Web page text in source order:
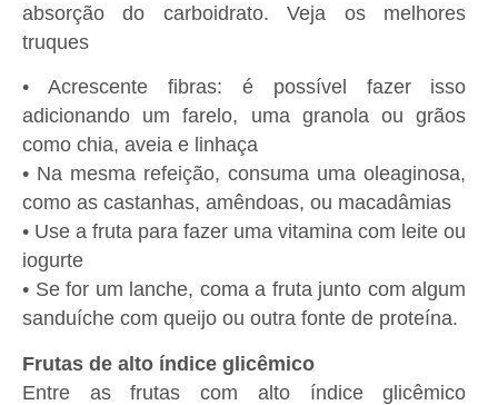
absorção do carboidrato. Veja os melhores
truques
• Acrescente fibras: é possível fazer isso
adicionando um farelo, uma granola ou grãos
como chia, aveia e linhaça
• Na mesma refeição, consuma uma oleaginosa,
como as castanhas, amêndoas, ou macadâmias
• Use a fruta para fazer uma vitamina com leite ou
iogurte
• Se for um lanche, coma a fruta junto com algum
sanduíche com queijo ou outra fonte de proteína.
Frutas de alto índice glicêmico
Entre as frutas com alto índice glicêmico